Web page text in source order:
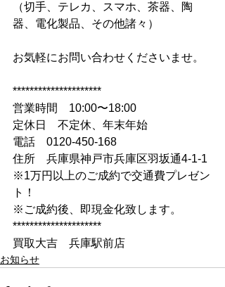
（切手、テレカ、スマホ、茶器、陶
器、電化製品、その他諸々）
お気軽にお問い合わせくださいませ。
*********************
営業時間　10:00〜18:00
定休日　不定休、年末年始
電話　0120-450-168
住所　兵庫県神戸市兵庫区羽坂通4-1-1
※1万円以上のご成約で交通費プレゼン
ト！
※ご成約後、即現金化致します。
*********************
買取大吉　兵庫駅前店
お知らせ